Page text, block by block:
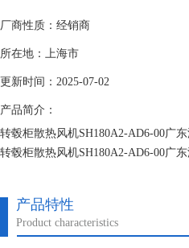
厂商性质：经销商
所在地：上海市
更新时间：2025-07-02
产品简介：
转毂柜散热风机SH180A2-AD6-00广
转毂柜散热风机SH180A2-AD6-00广
产品特性
Product characteristics